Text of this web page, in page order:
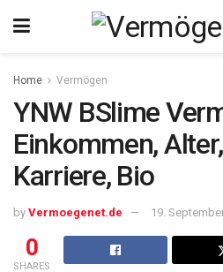
Home Vermögen
YNW BSlime
Einkommen,
Karriere, Bio
by Vermoegenet.de 19.
0
SHARES